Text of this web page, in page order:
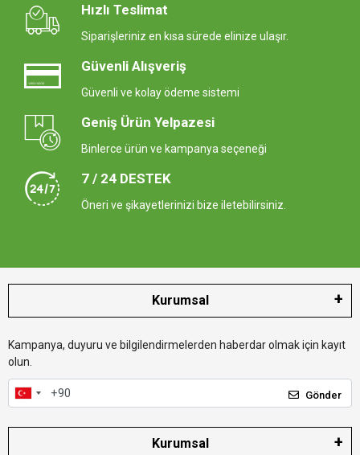
Hızlı Teslimat
Siparişleriniz en kısa sürede elinize ulaşır.
Güvenli Alışveriş
Güvenli ve kolay ödeme sistemi
Geniş Ürün Yelpazesi
Binlerce ürün ve kampanya seçeneği
7 / 24 DESTEK
Öneri ve şikayetlerinizi bize iletebilirsiniz.
Kurumsal
Kampanya, duyuru ve bilgilendirmelerden haberdar olmak için kayıt
olun.
Gönder
Kurumsal